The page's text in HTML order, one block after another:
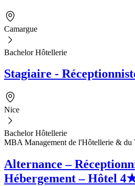
Camargue
Bachelor Hôtellerie
Stagiaire -
Nice
Bachelor Hôtellerie
MBA Management de l'Hôtellerie & du
Alternance –
Hébergement – Hôtel